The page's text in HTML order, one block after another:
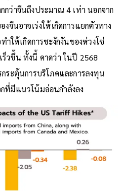
กว่าจีนถึงประมาณ 4 เท่า นอกจาก
งจีนอาจเร่งให้เกิดการแยกตัวทาง
ำให้เกิดการชะงักงันของห่วงโซ่
วขึ้น ทั้งนี้ คาดว่า ในปี 2568
กระตุ้นการบริโภคและการลงทุน
ที่มีแนวโน้มอ่อนกำลังลง